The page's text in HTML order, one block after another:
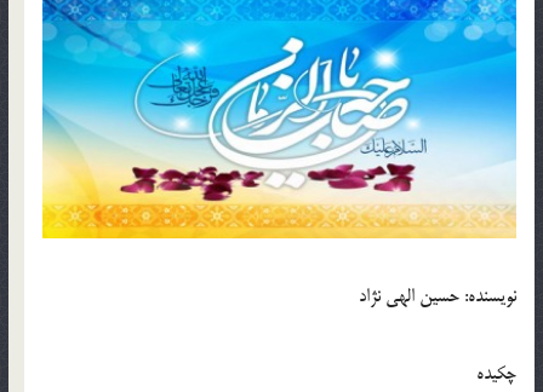
نويسنده: حسين الهي نژاد
چكيده